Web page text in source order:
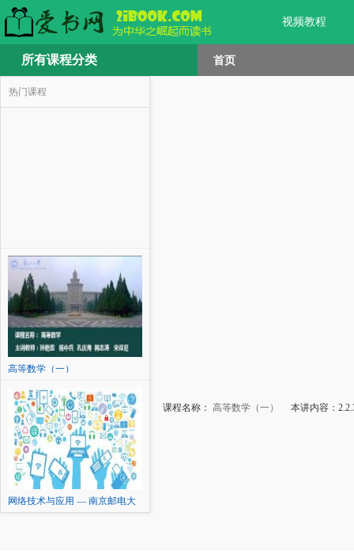
视频教程
所有课程分类 首页
热门课程
高等数学（一）
网络技术与应用 — 南京邮电大
课程名称： 高等数学（一） 本讲内容：